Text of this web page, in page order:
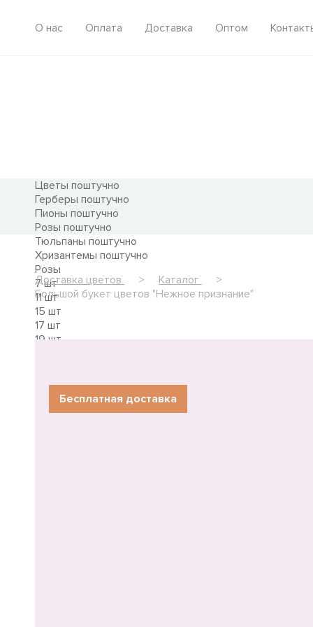
О нас Оплата Доставка Оптом
Цветы поштучно
Герберы поштучно
Пионы поштучно
Розы поштучно
Тюльпаны поштучно
Хризантемы поштучно
Розы
7 шт
11 шт
15 шт
17 шт
19 шт
25 шт
27 шт
29 шт
Доставка цветов
Каталог
Большой букет цветов "Нежное признание"
Бесплатная доставка